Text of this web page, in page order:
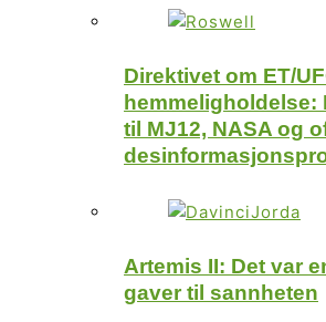
Direktivet om ET/
hemmeligholdelse:
til MJ12, NASA og
Artemis II: Det var
gaver til sannheten